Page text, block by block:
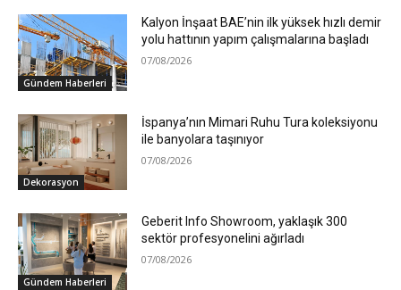
Gündem Haberleri
Kalyon İnşaat BAE’nin ilk yüksek hızlı demir
yolu hattının yapım çalışmalarına başladı
07/08/2026
Dekorasyon
İspanya’nın Mimari Ruhu Tura koleksiyonu
ile banyolara taşınıyor
07/08/2026
Gündem Haberleri
Geberit Info Showroom, yaklaşık 300
sektör profesyonelini ağırladı
07/08/2026